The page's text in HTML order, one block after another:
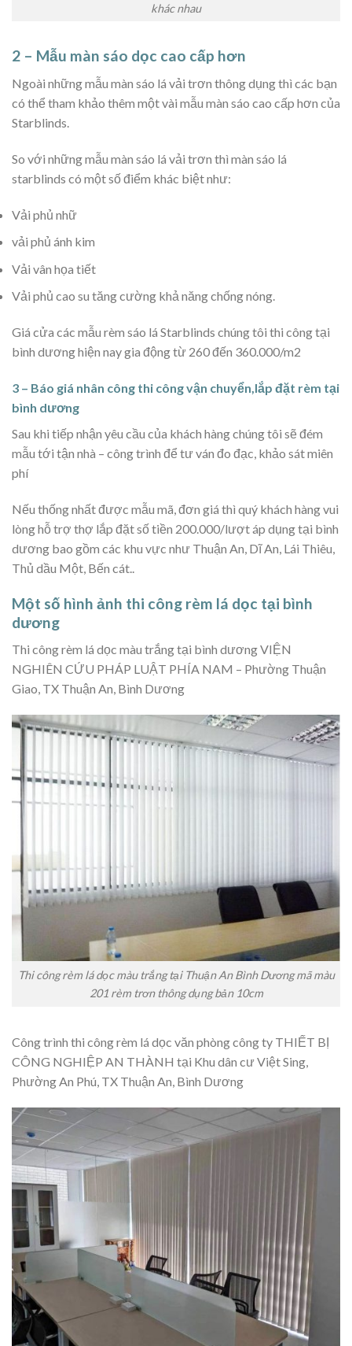
khác nhau
2 – Mẫu màn sáo dọc cao cấp hơn
Ngoài những mẫu màn sáo lá vải trơn thông dụng thì các bạn
có thể tham khảo thêm một vài mẫu màn sáo cao cấp hơn của
Starblinds.
So với những mẫu màn sáo lá vải trơn thì màn sáo lá
starblinds có một số điểm khác biệt như:
Vải phủ nhữ
vải phủ ánh kim
Vải vân họa tiết
Vải phủ cao su tăng cường khả năng chống nóng.
Giá cửa các mẫu rèm sáo lá Starblinds chúng tôi thi công tại
bình dương hiện nay gia động từ 260 đến 360.000/m2
3 – Báo giá nhân công thi công vận chuyển,lắp đặt rèm tại
bình dương
Sau khi tiếp nhận yêu cầu của khách hàng chúng tôi sẽ đém
mẫu tới tận nhà – công trình để tư ván đo đạc, khảo sát miên
phí
Nếu thống nhất được mẫu mã, đơn giá thì quý khách hàng vui
lòng hỗ trợ thợ lắp đặt số tiền 200.000/lượt áp dụng tại bình
dương bao gồm các khu vực như Thuận An, Dĩ An, Lái Thiêu,
Thủ dầu Một, Bến cát..
Một số hình ảnh thi công rèm lá dọc tại bình
dương
Thi công rèm lá dọc màu trắng tại bình dương VIỆN
NGHIÊN CỨU PHÁP LUẬT PHÍA NAM – Phường Thuận
Giao, TX Thuận An, Bình Dương
Thi công rèm lá dọc màu trắng tại Thuận An Bình Dương mã màu
201 rèm trơn thông dụng bản 10cm
Công trình thi công rèm lá dọc văn phòng công ty THIẾT BỊ
CÔNG NGHIỆP AN THÀNH tại Khu dân cư Việt Sing,
Phường An Phú, TX Thuận An, Bình Dương